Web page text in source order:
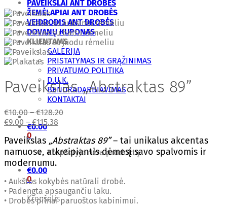
PAVEIKSLAI ANT DROBĖS
ŽEMĖLAPIAI ANT DROBĖS
VEIDRODIS ANT DROBĖS
DOVANŲ KUPONAS
KLIENTAMS
GALERIJA
PRISTATYMAS IR GRĄŽINIMAS
PRIVATUMO POLITIKA
D.U.K.
BENDRADARBIAVIMAS
KONTAKTAI
€0.00
0
Krepšelyje nėra produktų.
€0.00
0
Krepšelis
Paveikslas „Abstraktas 89”
€10.00–€128.20
€9.00 –€115.38
Paveikslas „Abstraktas 89”– tai unikalus akcentas
namuose, atkreipiantis dėmesį savo spalvomis ir
modernumu.
• Aukštos kokybės natūrali drobė.
• Padengta apsaugančiu laku.
• Drobės pilnai paruoštos kabinimui.